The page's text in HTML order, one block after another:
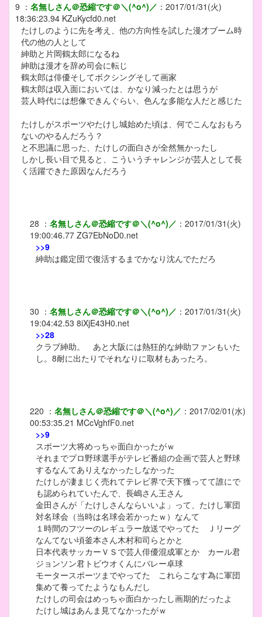
9 ： 名無しさん＠恐縮です＠＼(^o^)／ ： 2017/01/31(火)
18:36:23.94 KZuKycfd0.net
たけしのように先を考え、他の方向性を試した漫才ブーム時
代の他の人として
紳助と片岡鶴太郎になるね
紳助は漫才を辞め司会に転じ
鶴太郎は俳優そしてボクシングそして画家
鶴太郎は収入面においては、かなり減ったとは思うが
芸人時代には想像できんぐらい、色んな多能な人だと感じた
たけしがスポーツやたけし城始めた頃は、何でこんなおもろ
ないのやるんだろう？
と不思議に思った、たけしの面白さが全然無かったし
しかし長い目で見ると、こういうチャレンジが芸人として長
く活躍できた原因なんだろう
28 ： 名無しさん＠恐縮です＠＼(^o^)／ ： 2017/01/31(火)
19:00:46.77 ZG7EbNoD0.net
>>9
紳助は鑑定団で復活するまでかなり沈んでただろ
30 ： 名無しさん＠恐縮です＠＼(^o^)／ ： 2017/01/31(火)
19:04:42.53 8iXjE43H0.net
>>28
クラブ紳助。 あと大阪には熱狂的な紳助ファンもいた
し。8耐に出たりでそれなりに取材もあったろ。
220 ： 名無しさん＠恐縮です＠＼(^o^)／ ： 2017/02/01(水)
00:53:35.21 MCcVghfF0.net
>>9
スポーツ大将めっちゃ面白かったがｗ
それまでプロ野球選手がテレビ番組の企画で芸人と野球
するなんてありえなかったしなかった
たけしが凄まじく売れてテレビ界で天下獲ってて誰にで
も認められていたんで、長嶋さん王さん
金田さんが「たけしさんならいいよ」って、たけし軍団
対名球会（当時は名球会若かったｗ）なんて
１時間のフツーのレギュラー放送でやってた Ｊリーグ
なんてない頃釜本さん木村和司らとかと
日本代表サッカーＶＳで芸人俳優混成軍とか カール君
ジョンソン君トビウオくんにバレー卓球
モータースポーツまでやってた これらこなす為に軍団
集めて養ってたようなもんだし
たけしの司会はめっちゃ面白かったし画期的だったよ
たけし城はあんま見てなかったがｗ